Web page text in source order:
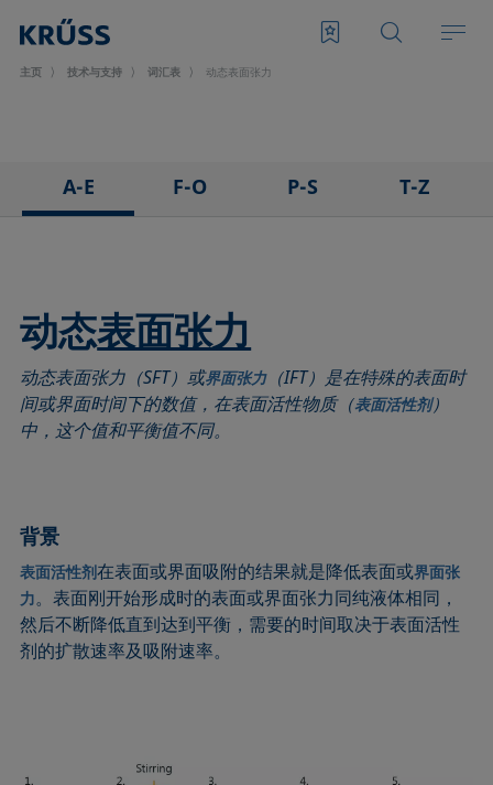
主页 技术与支持 词汇表 动态表面张力
A-E
吸附系数
前进角
ASTM D 971
基线
气泡压力张力仪
圆锥曲线法
受束座滴法
接触角
CMC和表面活性剂浓度
色散部分
F-O
发泡剂
Fowkes法
高宽法
滞后角
界面流变，表面流变
液体针头
莲花效应
弯月面法
吴氏法
Oss and Good法
P-S
多项式法
后退角
脱环法
棒法
滚动角
座滴法
旋转滴张力仪
铺展
铺展系数
收缩液滴法
T-Z
顶视距离法
Washburn法
韦伯数
润湿性
润湿长度
Wilhelmy板法
粘附功
内聚功
杨拉普拉斯拟合
动态表面张力
动态表面张力（SFT）或界面张力（IFT）是在特殊的表面时
间或界面时间下的数值，在表面活性物质（表面活性剂）
中，这个值和平衡值不同。
背景
表面活性剂在表面或界面吸附的结果就是降低表面或界面张
力。表面刚开始形成时的表面或界面张力同纯液体相同，
然后不断降低直到达到平衡，需要的时间取决于表面活性
剂的扩散速率及吸附速率。